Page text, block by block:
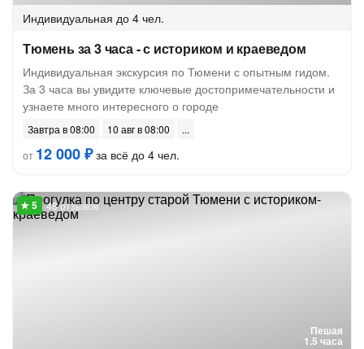
Индивидуальная до 4 чел.
Тюмень за 3 часа - с историком и краеведом
Индивидуальная экскурсия по Тюмени с опытным гидом.
За 3 часа вы увидите ключевые достопримечательности и
узнаете много интересного о городе
Завтра в 08:00
10 авг в 08:00
от 12 000 ₽за всё до 4 чел.
Пешая
1.5 часа
48 отзывов